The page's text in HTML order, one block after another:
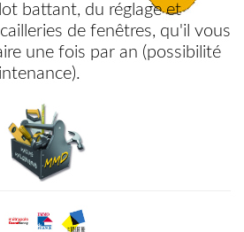
battant, du réglage et
de fenêtres, qu'il vous
une fois par an (possibilité